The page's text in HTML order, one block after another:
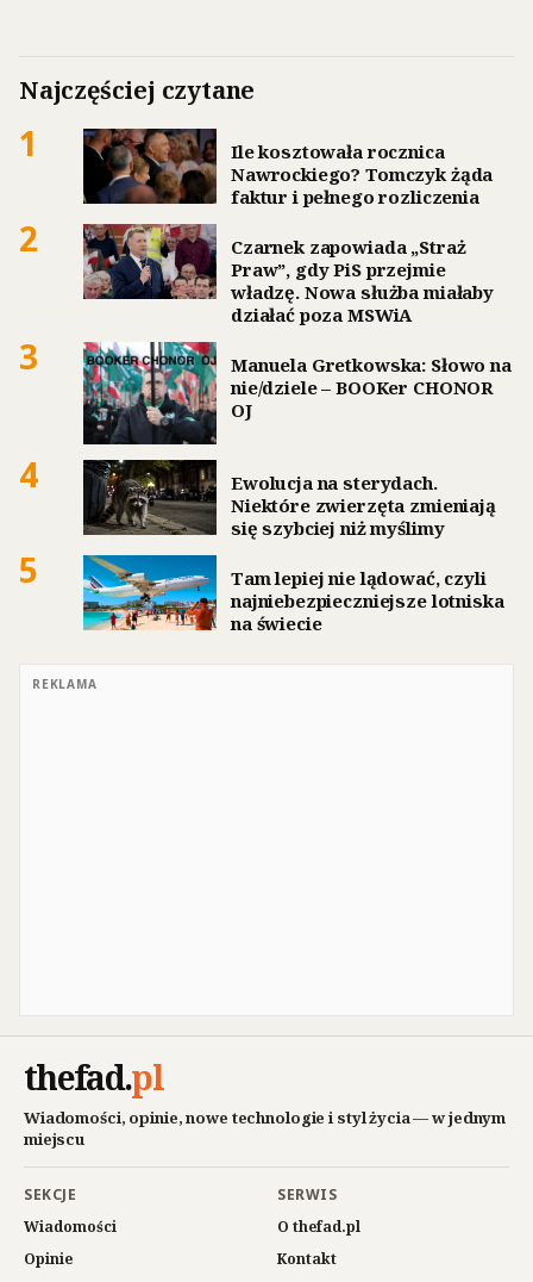
Najczęściej czytane
1
Ile kosztowała rocznica
Nawrockiego? Tomczyk żąda
faktur i pełnego rozliczenia
2
Czarnek zapowiada „Straż
Praw”, gdy PiS przejmie
władzę. Nowa służba miałaby
działać poza MSWiA
3
Manuela Gretkowska: Słowo na
nie/dziele – BOOKer CHONOR
OJ
4
Ewolucja na sterydach.
Niektóre zwierzęta zmieniają
się szybciej niż myślimy
5
Tam lepiej nie lądować, czyli
najniebezpieczniejsze lotniska
na świecie
REKLAMA
thefad.pl
Wiadomości, opinie, nowe technologie i styl życia — w jednym
miejscu
SEKCJE
Wiadomości
Opinie
SERWIS
O thefad.pl
Kontakt